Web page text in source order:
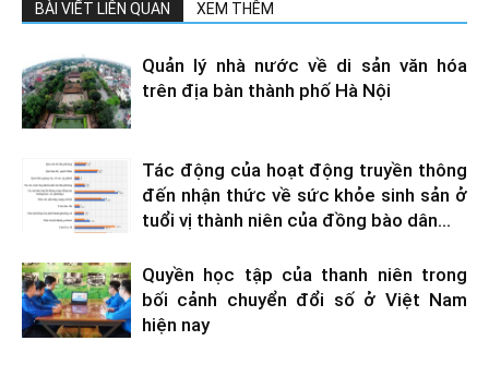
BÀI VIẾT LIÊN QUAN XEM THÊM
Quản lý nhà nước về di sản văn hóa
trên địa bàn thành phố Hà Nội
Tác động của hoạt động truyền thông
đến nhận thức về sức khỏe sinh sản ở
tuổi vị thành niên của đồng bào dân...
Quyền học tập của thanh niên trong
bối cảnh chuyển đổi số ở Việt Nam
hiện nay